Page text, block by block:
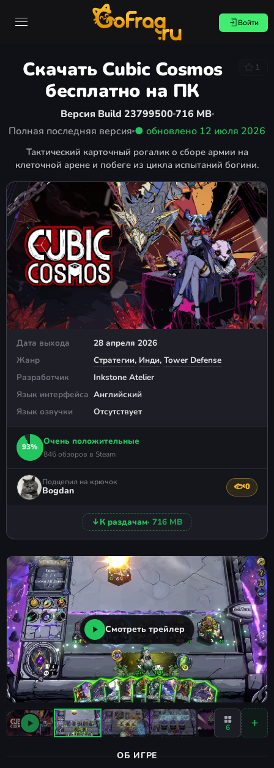
Войти
Скачать Cubic Cosmos
бесплатно на ПК
1
Версия Build 23799500 716 MB
Полная последняя версия ● обновлено 12 июля 2026
Тактический карточный рогалик о сборе армии на
клеточной арене и побеге из цикла испытаний богини.
Дата выхода
28 апреля 2026
Жанр
Стратегии, Инди, Tower Defense
Разработчик
Inkstone Atelier
Язык интерфейса Английский
Язык озвучки
Отсутствует
93%
Очень положительные
846 обзоров в Steam
Подцепил на крючок
Bogdan 🐟0
↓К раздачам· 716 MB
Смотреть трейлер
6
ОБ ИГРЕ